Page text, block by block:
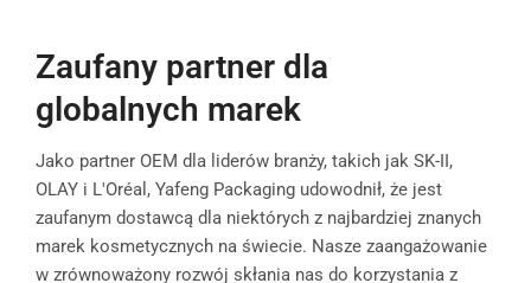
Zaufany partner dla
globalnych marek
Jako partner OEM dla liderów branży, takich jak SK-II,
OLAY i L'Oréal, Yafeng Packaging udowodnił, że jest
zaufanym dostawcą dla niektórych z najbardziej znanych
marek kosmetycznych na świecie. Nasze zaangażowanie
w zrównoważony rozwój skłania nas do korzystania z